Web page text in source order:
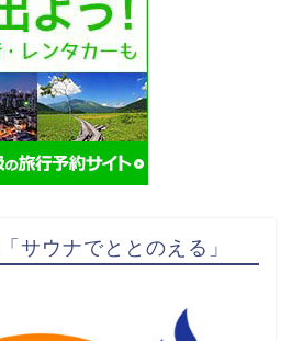
サウナでととのえる」